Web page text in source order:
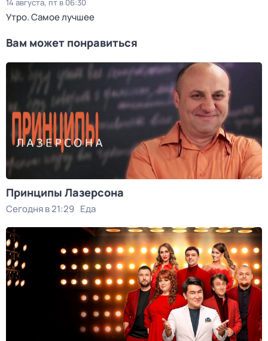
14 августа, пт в 06:30
Утро. Самое лучшее
Вам может понравиться
Принципы Лазерсона
Сегодня в 21:29 Еда